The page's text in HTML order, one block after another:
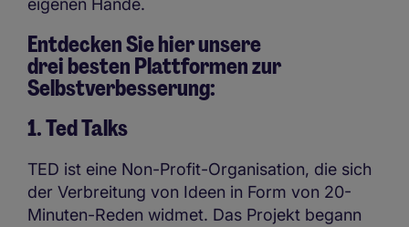
eigenen Hände.
Entdecken Sie hier unsere
drei besten Plattformen zur
Selbstverbesserung:
1. Ted Talks
TED ist eine Non-Profit-Organisation, die sich
der Verbreitung von Ideen in Form von 20-
Minuten-Reden widmet. Das Projekt begann